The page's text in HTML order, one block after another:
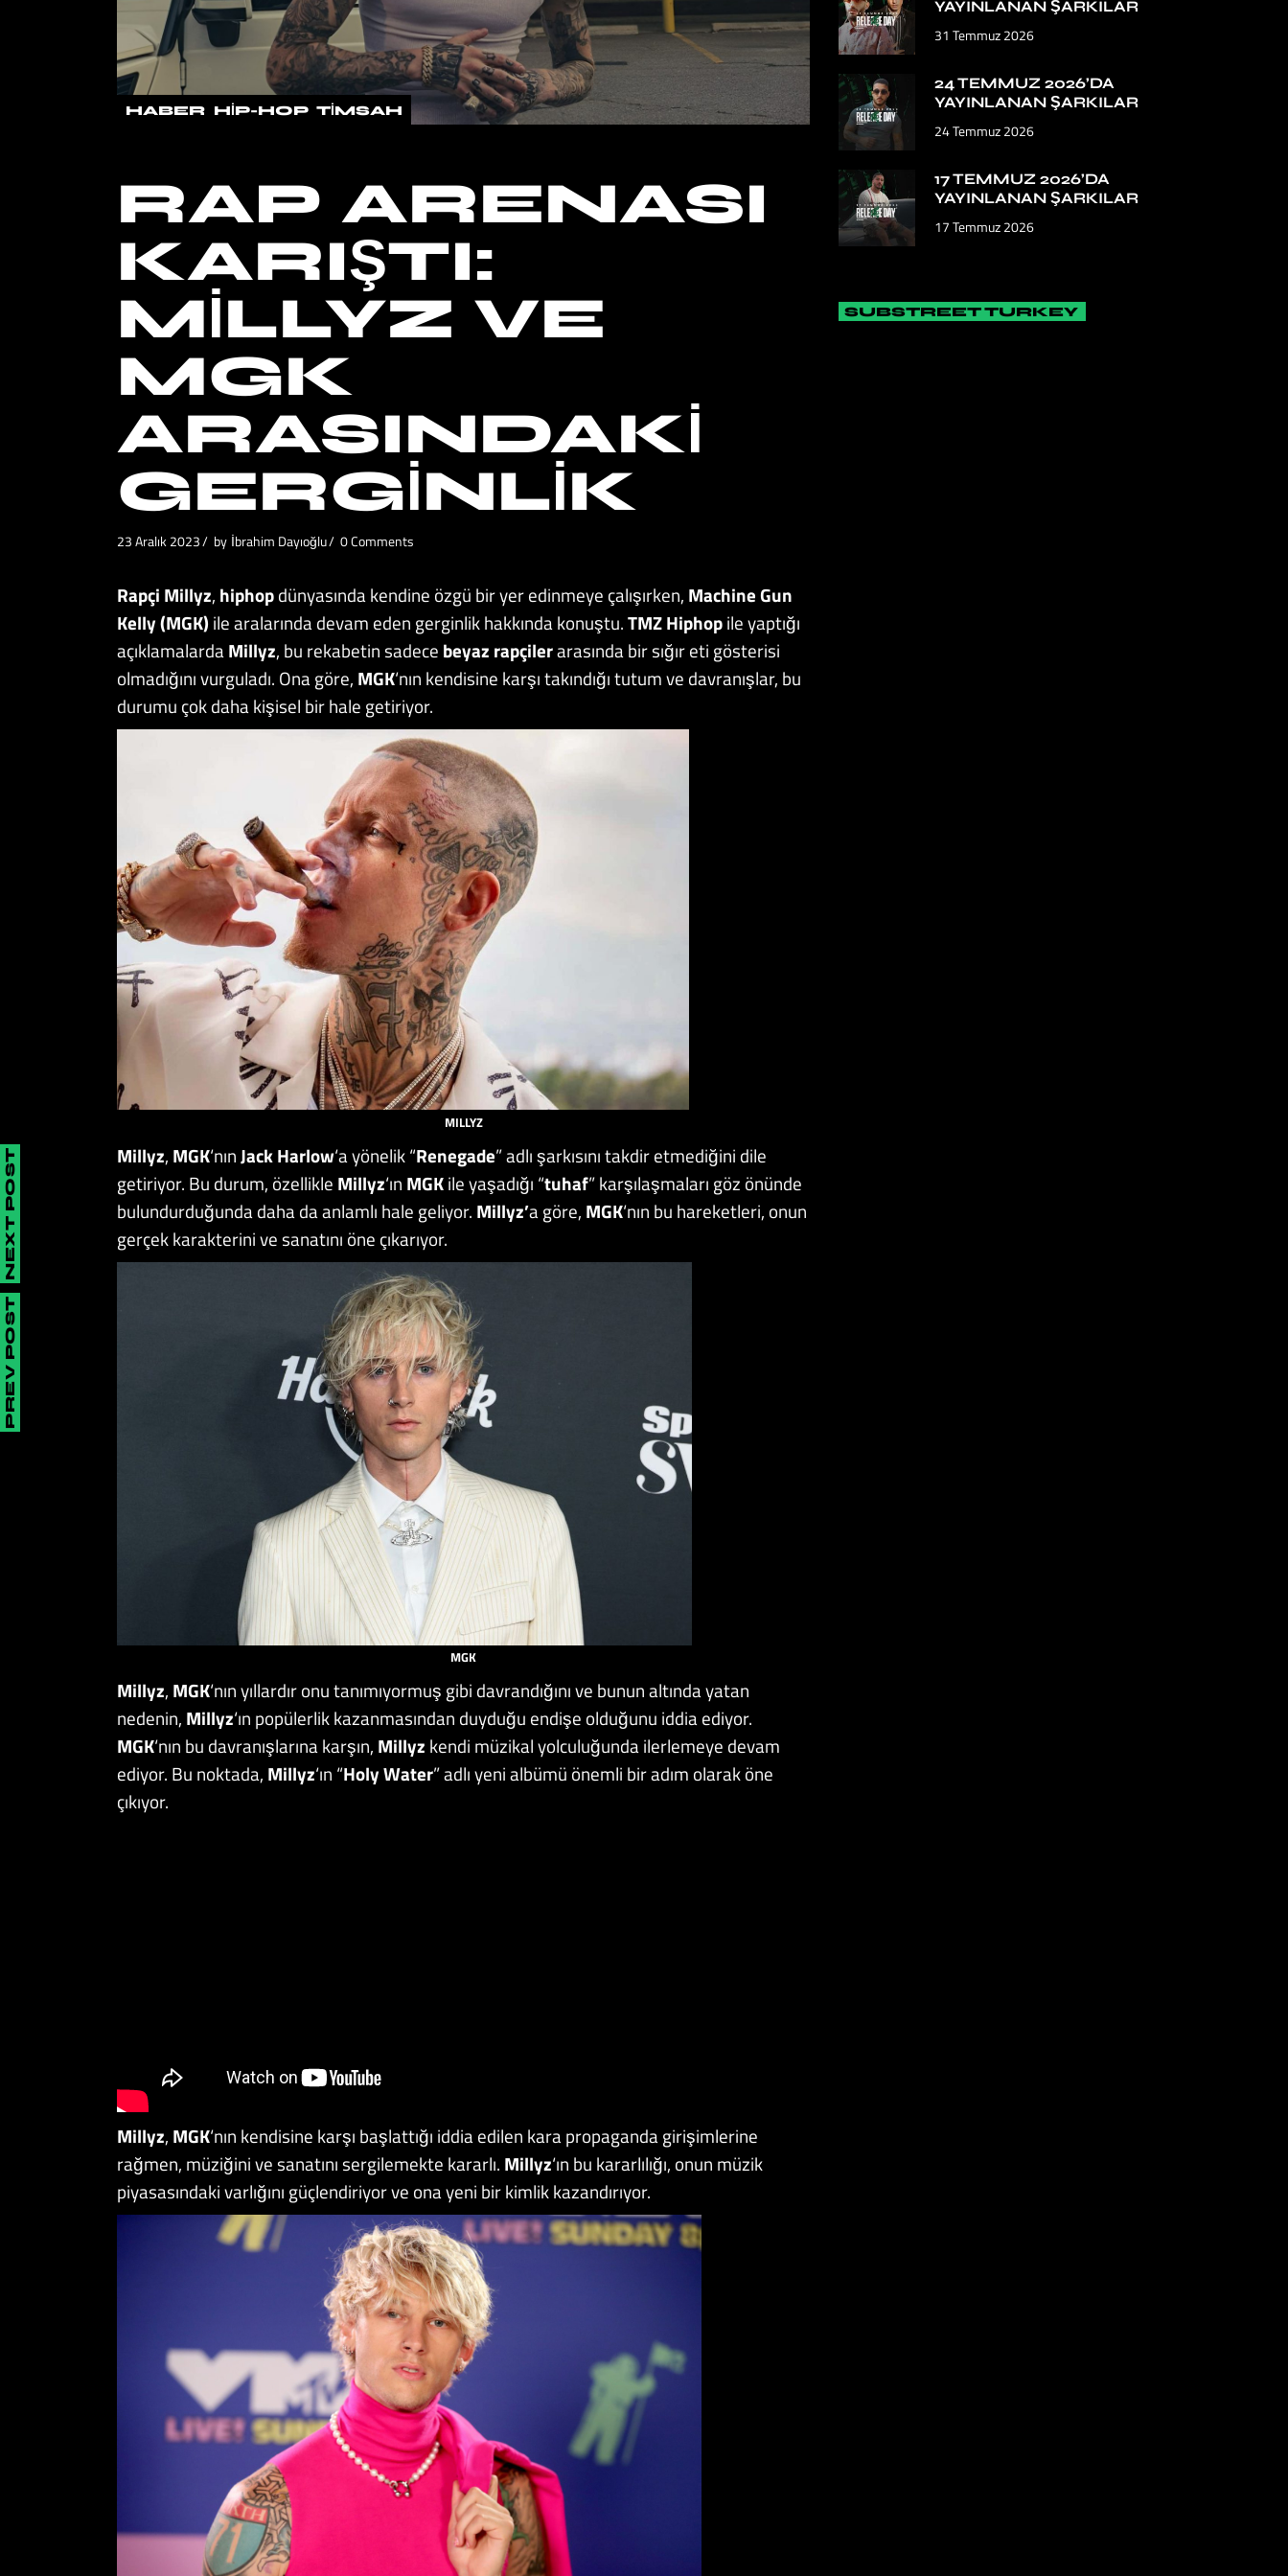
HABER HIP-HOP TIMSAH
RAP ARENASI
KARIŞTI:
MILLYZ VE
MGK
ARASINDAKI
GERGINLIK
23 Aralık 2023 by İbrahim Dayıoğlu 0 Comments
Rapçi Millyz, hiphopdünyasında kendine özgü bir yer edinmeye çalışırken, Machine Gun
Kelly (MGK)ile aralarında devam eden gerginlik hakkında konuştu.TMZ Hiphopile yaptığı
açıklamalardaMillyz, bu rekabetin sadece beyaz rapçilerarasında bir sığır eti gösterisi
olmadığını vurguladı. Ona göre, MGK‘nın kendisine karşı takındığı tutum ve davranışlar, bu
durumu çok daha kişisel bir hale getiriyor.
MILLYZ
Millyz, MGK‘nınJack Harlow‘a yönelik “Renegade” adlı şarkısını takdir etmediğini dile
getiriyor. Bu durum, özellikle Millyz‘ın MGKile yaşadığı “tuhaf” karşılaşmaları göz önünde
bulundurduğunda daha da anlamlı hale geliyor. Millyz’a göre, MGK‘nın bu hareketleri, onun
gerçek karakterini ve sanatını öne çıkarıyor.
MGK
Millyz, MGK‘nın yıllardır onu tanımıyormuş gibi davrandığını ve bunun altında yatan
nedenin, Millyz‘ın popülerlik kazanmasından duyduğu endişe olduğunu iddia ediyor.
MGK‘nın bu davranışlarına karşın, Millyz kendi müzikal yolculuğunda ilerlemeye devam
ediyor. Bu noktada, Millyz‘ın “Holy Water” adlı yeni albümü önemli bir adım olarak öne
çıkıyor.
Millyz, MGK‘nın kendisine karşı başlattığı iddia edilen kara propaganda girişimlerine
rağmen, müziğini ve sanatını sergilemekte kararlı. Millyz‘ın bu kararlılığı, onun müzik
piyasasındaki varlığını güçlendiriyor ve ona yeni bir kimlik kazandırıyor.
PREV POST
NEXT POST
YAYINLANAN ŞARKILAR
31 Temmuz 2026
24 TEMMUZ 2026’DA
YAYINLANAN ŞARKILAR
24 Temmuz 2026
17 TEMMUZ 2026’DA
YAYINLANAN ŞARKILAR
17 Temmuz 2026
SUBSTREET TURKEY